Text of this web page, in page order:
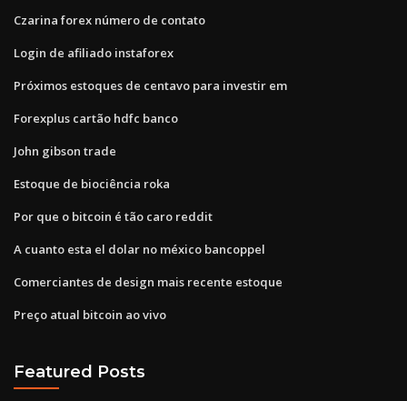
Czarina forex número de contato
Login de afiliado instaforex
Próximos estoques de centavo para investir em
Forexplus cartão hdfc banco
John gibson trade
Estoque de biociência roka
Por que o bitcoin é tão caro reddit
A cuanto esta el dolar no méxico bancoppel
Comerciantes de design mais recente estoque
Preço atual bitcoin ao vivo
Featured Posts